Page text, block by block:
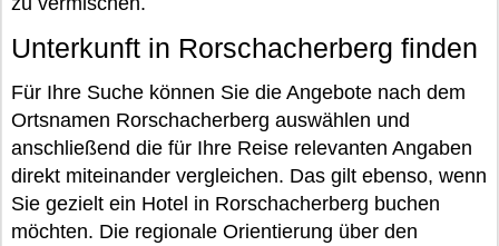
Unterkunft in Rorschacherberg finden
Für Ihre Suche können Sie die Angebote nach dem
Ortsnamen Rorschacherberg auswählen und
anschließend die für Ihre Reise relevanten Angaben
direkt miteinander vergleichen. Das gilt ebenso, wenn
Sie gezielt ein Hotel in Rorschacherberg buchen
möchten. Die regionale Orientierung über den